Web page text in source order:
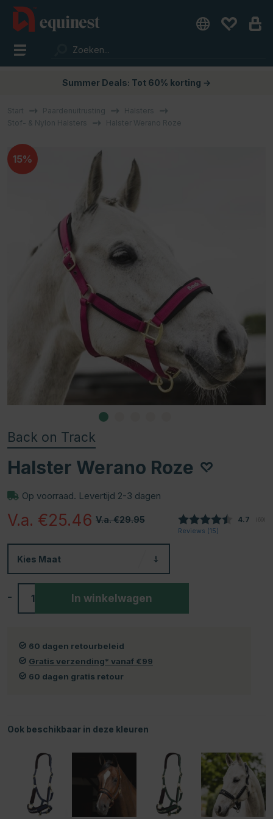
Summer Deals: Tot 60% korting →
Start Paardenuitrusting
Halsters
Stof- & Nylon Halsters
Halster Werano Roze
15%
Back on Track
Halster Werano Roze
Op voorraad. Levertijd 2-3 dagen
V.a. €29.95
V.a. €25.46 4.7
Reviews (15)
Kies Maat
- In winkelwagen
60 dagen retourbeleid
Gratis verzending* vanaf €99
60 dagen gratis retour
Ook beschikbaar in deze kleuren